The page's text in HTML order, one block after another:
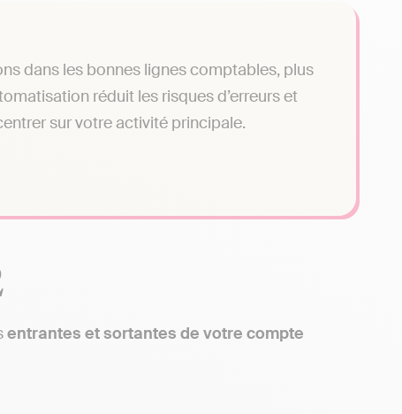
dans les bonnes lignes comptables, plus
réduit les risques d’erreurs et
sur votre activité principale.
entrantes et sortantes de votre compte